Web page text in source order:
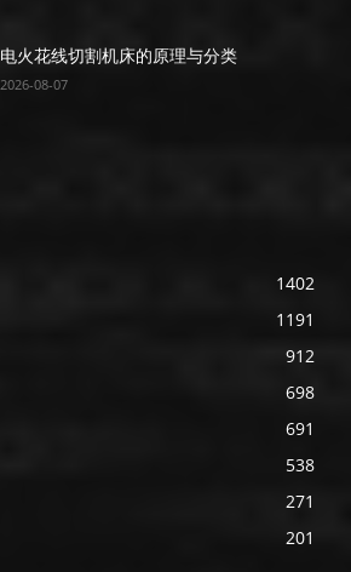
电火花线切割机床的原理与分类
2026-08-07
1402
1191
912
698
691
538
271
201